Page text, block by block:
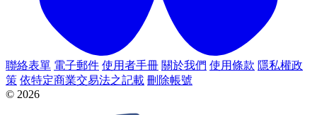
聯絡表單 電子郵件 使用者手冊 關於我們 使用條款 隱私權政
策 依特定商業交易法之記載 刪除帳號
© 2026